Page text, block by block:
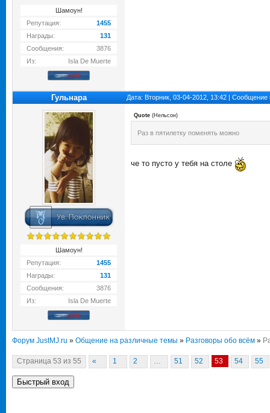
Шамоун!
Репутация:
1455
Награды:
131
Сообщения:
3876
Из:
Isla De Muerte
Гульнара Дата: Вторник, 03-04-2012, 13:42 |
Шамоун!
Репутация:
1455
Награды:
131
Сообщения:
3876
Из:
Isla De Muerte
Quote (Нельсон)
Раз в пятилетку поменять можно
че то пусто у тебя на столе
Форум JustMJ.ru » Общение на различные темы » Разговоры обо всём »
Страница 53 из 55 « 1 2 … 51 52 53 54 55